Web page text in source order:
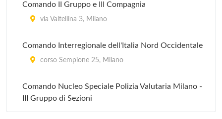
Comando II Gruppo e III Compagnia
via Valtellina 3, Milano
Comando Interregionale dell'Italia Nord Occidentale
corso Sempione 25, Milano
Comando Nucleo Speciale Polizia Valutaria Milano -
III Gruppo di Sezioni
via Giovanni Battista Pirelli 19, Milano